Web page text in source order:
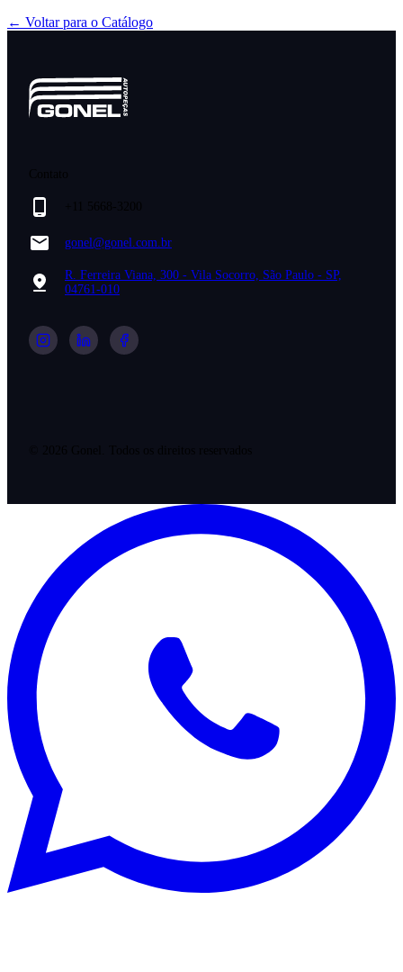
← Voltar para o Catálogo
gonel@gonel.com.br
R. Ferreira Viana, 300 - Vila Socorro, São Paulo - SP,
04761-010